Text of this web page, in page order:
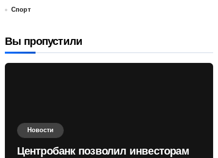
Спорт
Вы пропустили
Новости
Центробанк позволил инвесторам